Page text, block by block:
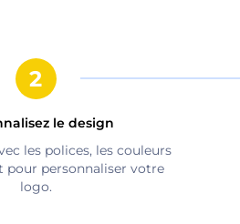
le design
les polices, les couleurs
pour personnaliser votre
logo.